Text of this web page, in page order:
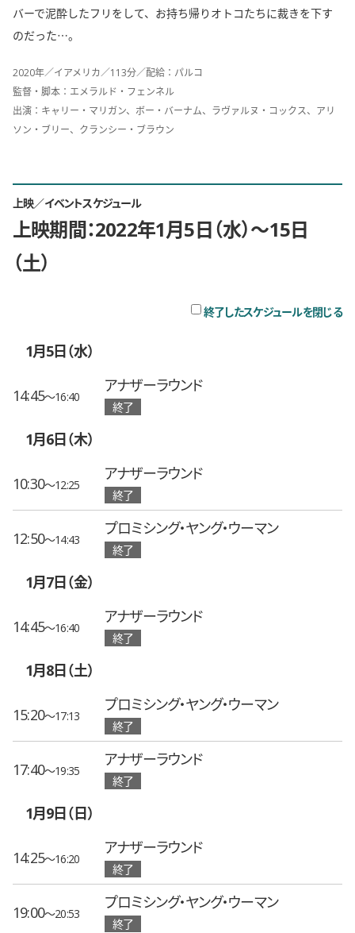
バーで泥酔したフリをして、お持ち帰りオトコたちに裁きを下す
のだった…。
2020年／イアメリカ／113分／配給：パルコ
監督・脚本：エメラルド・フェンネル
出演：キャリー・マリガン、ボー・バーナム、ラヴァルヌ・コックス、アリ
ソン・ブリー、クランシー・ブラウン
上映／イベントスケジュール
上映期間：2022年1月5日（水）〜15日
（土）
終了したスケジュールを閉じる
1月5日（水）
14:45〜16:40
アナザーラウンド
終了
1月6日（木）
10:30〜12:25
アナザーラウンド
終了
12:50〜14:43
プロミシング・ヤング・ウーマン
終了
1月7日（金）
14:45〜16:40
アナザーラウンド
終了
1月8日（土）
15:20〜17:13
プロミシング・ヤング・ウーマン
終了
17:40〜19:35
アナザーラウンド
終了
1月9日（日）
14:25〜16:20
アナザーラウンド
終了
19:00〜20:53
プロミシング・ヤング・ウーマン
終了